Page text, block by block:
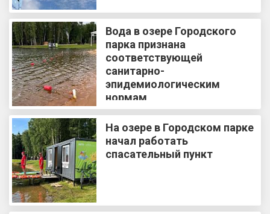
Вода в озере Городского
парка признана
соответствующей
санитарно-
эпидемиологическим
нормам
На озере в Городском парке
начал работать
спасательный пункт